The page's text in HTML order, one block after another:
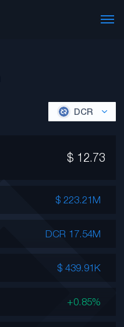
DCR
$ 12.73
$ 223.21M
DCR 17.54M
$ 439.91K
+0.85%